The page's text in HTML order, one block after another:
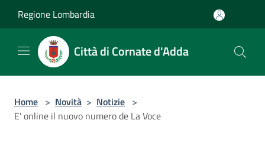
Regione Lombardia
Città di Cornate d'Adda
Home > Novità > Notizie >
E' online il nuovo numero de La Voce